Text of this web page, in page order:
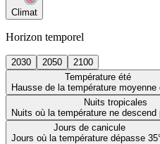
Climat
Horizon temporel
2030 2050
2100
Température été
Hausse de la température moyenne
Nuits tropicales
Nuits où la température ne descend
Jours de canicule
Jours où la température dépasse